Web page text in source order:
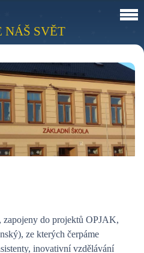
NÁŠ SVĚT
do projektů OPJAK,
ze kterých čerpáme
inovativní vzdělávání